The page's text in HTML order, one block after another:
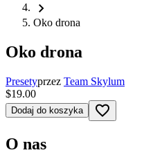
chevron_right
Oko drona
Oko drona
Presetyprzez Team Skylum
$19.00
Dodaj do koszyka favorite_border
O nas